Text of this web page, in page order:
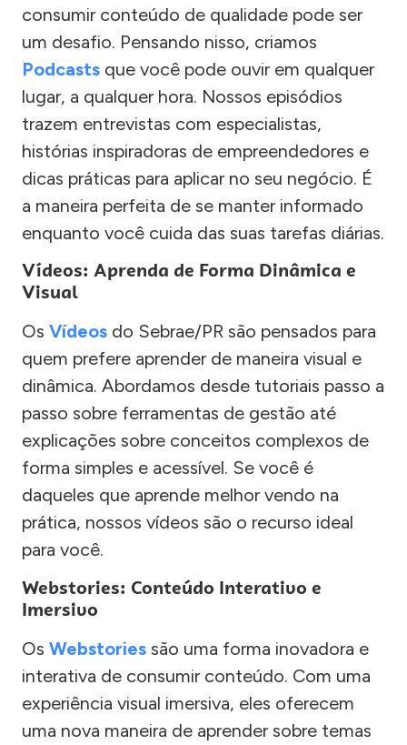
consumir conteúdo de qualidade pode ser
um desafio. Pensando nisso, criamos
Podcasts que você pode ouvir em qualquer
lugar, a qualquer hora. Nossos episódios
trazem entrevistas com especialistas,
histórias inspiradoras de empreendedores e
dicas práticas para aplicar no seu negócio. É
a maneira perfeita de se manter informado
enquanto você cuida das suas tarefas diárias.
Vídeos: Aprenda de Forma Dinâmica e
Visual
Os Vídeos do Sebrae/PR são pensados para
quem prefere aprender de maneira visual e
dinâmica. Abordamos desde tutoriais passo a
passo sobre ferramentas de gestão até
explicações sobre conceitos complexos de
forma simples e acessível. Se você é
daqueles que aprende melhor vendo na
prática, nossos vídeos são o recurso ideal
para você.
Webstories: Conteúdo Interativo e
Imersivo
Os Webstories são uma forma inovadora e
interativa de consumir conteúdo. Com uma
experiência visual imersiva, eles oferecem
uma nova maneira de aprender sobre temas